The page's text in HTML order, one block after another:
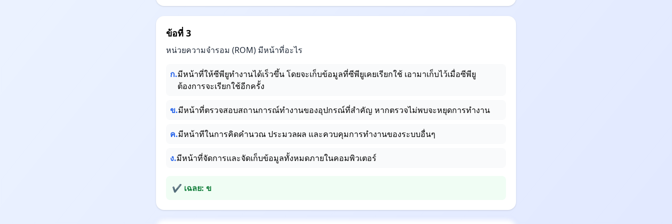
ข้อที่ 3
หน่วยความจำรอม (ROM) มีหน้าที่อะไร
ก.มีหน้าที่ให้ซีพียูทำงานได้เร็วขึ้น โดยจะเก็บข้อมูลที่ซีพียูเคยเรียกใช้ เอามาเก็บไว้เมื่อซีพียู
ต้องการจะเรียกใช้อีกครั้ง
ข.มีหน้าที่ตรวจสอบสถานการณ์ทำงานของอุปกรณ์ที่สำคัญ หากตรวจไม่พบจะหยุดการทำงาน
ค.มีหน้าทีในการคิดคำนวณ ประมวลผล และควบคุมการทำงานของระบบอื่นๆ
ง.มีหน้าที่จัดการและจัดเก็บข้อมูลทั้งหมดภายในคอมพิวเตอร์
✔ เฉลย: ข